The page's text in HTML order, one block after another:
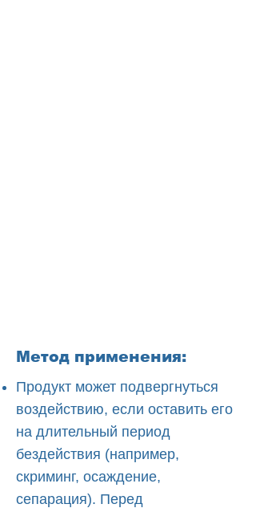
Метод применения:
Продукт может подвергнуться
воздействию, если оставить его
на длительный период
бездействия (например,
скриминг, осаждение,
сепарация). Перед